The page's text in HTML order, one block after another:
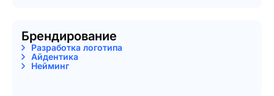
Брендирование
Разработка логотипа
Айдентика
Нейминг